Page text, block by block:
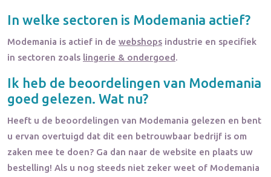
In welke sectoren is Modemania actief?
Modemania is actief in de webshops industrie en specifiek
in sectoren zoals lingerie & ondergoed.
Ik heb de beoordelingen van Modemania
goed gelezen. Wat nu?
Heeft u de beoordelingen van Modemania gelezen en bent
u ervan overtuigd dat dit een betrouwbaar bedrijf is om
zaken mee te doen? Ga dan naar de website en plaats uw
bestelling! Als u nog steeds niet zeker weet of Modemania